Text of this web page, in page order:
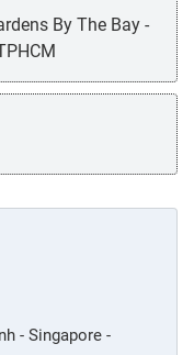
By The Bay -
- Singapore -